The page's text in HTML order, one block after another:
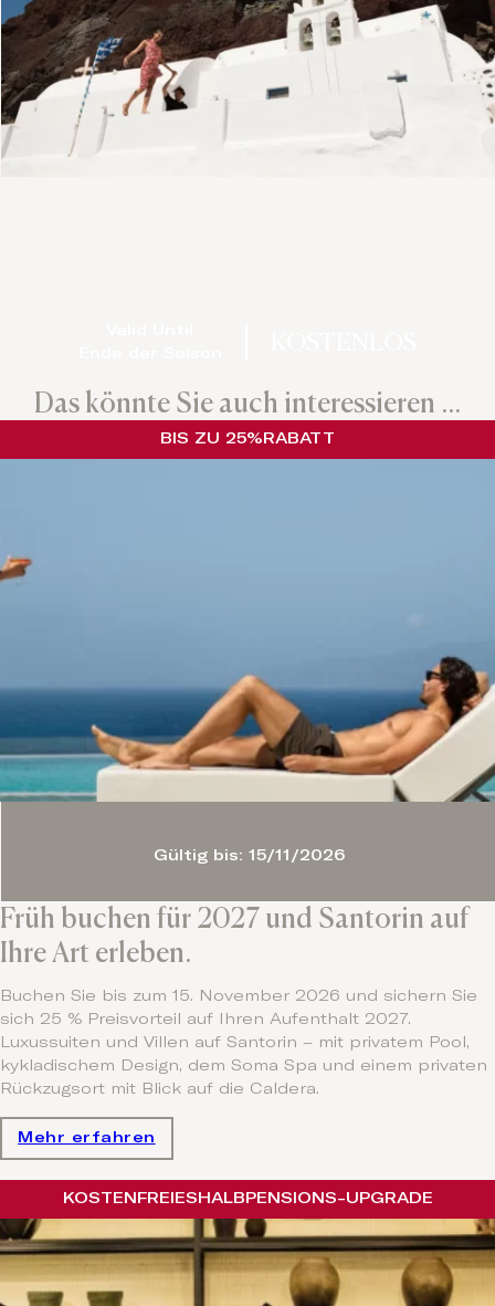
Das könnte Sie auch interessieren ...
Früh buchen für 2027 und Santorin auf
Ihre Art erleben.
Buchen Sie bis zum 15. November 2026 und sichern Sie
sich 25 % Preisvorteil auf Ihren Aufenthalt 2027.
Luxussuiten und Villen auf Santorin – mit privatem Pool,
kykladischem Design, dem Soma Spa und einem privaten
Rückzugsort mit Blick auf die Caldera.
Mehr erfahren
BIS ZU 25% RABATT
Gültig bis: 15/11/2026
KOSTENFREIES HALBPENSIONS-UPGRADE